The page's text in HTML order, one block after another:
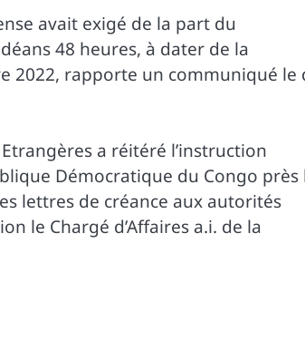
avait exigé de la part du
48 heures, à dater de la
2022, rapporte un communiqué le
a réitéré l’instruction
Démocratique du Congo près
lettres de créance aux autorités
le Chargé d’Affaires a.i. de la